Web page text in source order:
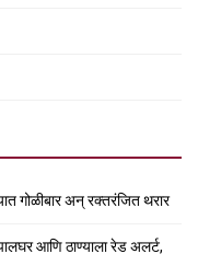
गोळीबार अन् रक्तरंजित थरार
आणि ठाण्याला रेड अलर्ट,